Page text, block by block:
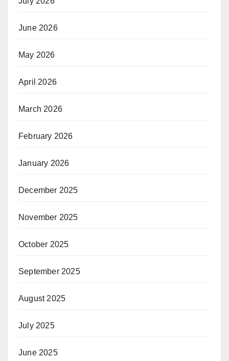
June 2026
May 2026
April 2026
March 2026
February 2026
January 2026
December 2025
November 2025
October 2025
September 2025
August 2025
July 2025
June 2025